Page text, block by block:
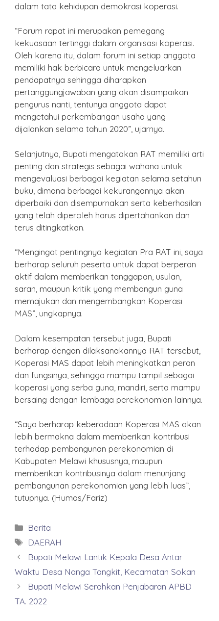
dalam tata kehidupan demokrasi koperasi.
“Forum rapat ini merupakan pemegang
kekuasaan tertinggi dalam organisasi koperasi.
Oleh karena itu, dalam forum ini setiap anggota
memiliki hak berbicara untuk mengeluarkan
pendapatnya sehingga diharapkan
pertanggungjawaban yang akan disampaikan
pengurus nanti, tentunya anggota dapat
mengetahui perkembangan usaha yang
dijalankan selama tahun 2020”, ujarnya.
Selanjutnya, Bupati mengatakan RAT memiliki arti
penting dan strategis sebagai wahana untuk
mengevaluasi berbagai kegiatan selama setahun
buku, dimana berbagai kekurangannya akan
diperbaiki dan disempurnakan serta keberhasilan
yang telah diperoleh harus dipertahankan dan
terus ditingkatkan.
“Mengingat pentingnya kegiatan Pra RAT ini, saya
berharap seluruh peserta untuk dapat berperan
aktif dalam memberikan tanggapan, usulan,
saran, maupun kritik yang membangun guna
memajukan dan mengembangkan Koperasi
MAS”, ungkapnya.
Dalam kesempatan tersebut juga, Bupati
berharap dengan dilaksanakannya RAT tersebut,
Koperasi MAS dapat lebih meningkatkan peran
dan fungsinya, sehingga mampu tampil sebagai
koperasi yang serba guna, mandiri, serta mampu
bersaing dengan lembaga perekonomian lainnya.
“Saya berharap keberadaan Koperasi MAS akan
lebih bermakna dalam memberikan kontribusi
terhadap pembangunan perekonomian di
Kabupaten Melawi khususnya, maupun
memberikan kontribusinya dalam menunjang
pembangunan perekonomian yang lebih luas”,
tutupnya. (Humas/Fariz)
Kategori
Berita
Tag
DAERAH
Bupati Melawi Lantik Kepala Desa Antar
Waktu Desa Nanga Tangkit, Kecamatan Sokan
Bupati Melawi Serahkan Penjabaran APBD
TA. 2022